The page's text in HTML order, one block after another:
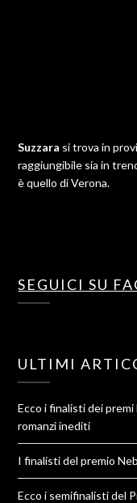
Suzzara si trova in
raggiungibile sia in
è quello di Verona.
SEGUICI SU
ULTIMI
Ecco i finalisti dei
romanzi inediti
I finalisti del premio
Ecco i semifinalisti del